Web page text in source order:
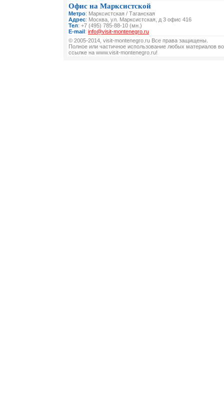
Офис на Марксистской
Метро: Марксистская / Таганская
Адрес: Москва, ул. Марксистская, д 3 офис 416
Тел: +7 (495) 785-88-10 (мн.)
E-mail: info@visit-montenegro.ru
© 2005-2014, visit-montenegro.ru Все права защищены.
Полное или частичное использование любых материалов
ссылке на www.visit-montenegro.ru!